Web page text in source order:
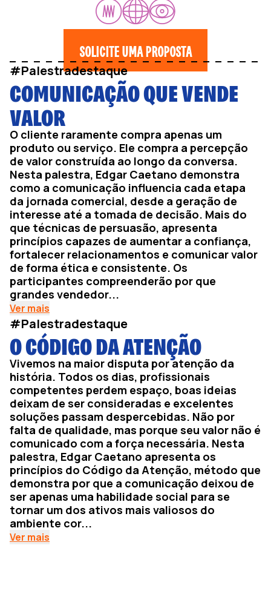
SOLICITE UMA PROPOSTA
#Palestradestaque
COMUNICAÇÃO QUE VENDE
VALOR
O cliente raramente compra apenas um
produto ou serviço. Ele compra a percepção
de valor construída ao longo da conversa.
Nesta palestra, Edgar Caetano demonstra
como a comunicação influencia cada etapa
da jornada comercial, desde a geração de
interesse até a tomada de decisão. Mais do
que técnicas de persuasão, apresenta
princípios capazes de aumentar a confiança,
fortalecer relacionamentos e comunicar valor
de forma ética e consistente. Os
participantes compreenderão por que
grandes vendedor...
Ver mais
#Palestradestaque
O CÓDIGO DA ATENÇÃO
Vivemos na maior disputa por atenção da
história. Todos os dias, profissionais
competentes perdem espaço, boas ideias
deixam de ser consideradas e excelentes
soluções passam despercebidas. Não por
falta de qualidade, mas porque seu valor não é
comunicado com a força necessária. Nesta
palestra, Edgar Caetano apresenta os
princípios do Código da Atenção, método que
demonstra por que a comunicação deixou de
ser apenas uma habilidade social para se
tornar um dos ativos mais valiosos do
ambiente cor...
Ver mais